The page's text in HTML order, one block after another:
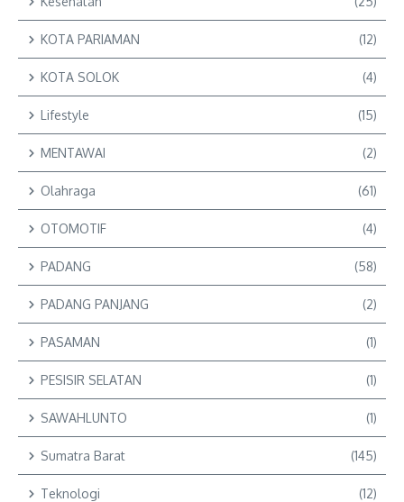
KOTA PARIAMAN (12)
KOTA SOLOK (4)
Lifestyle (15)
MENTAWAI (2)
Olahraga (61)
OTOMOTIF (4)
PADANG (58)
PADANG PANJANG (2)
PASAMAN (1)
PESISIR SELATAN (1)
SAWAHLUNTO (1)
Sumatra Barat (145)
Teknologi (12)